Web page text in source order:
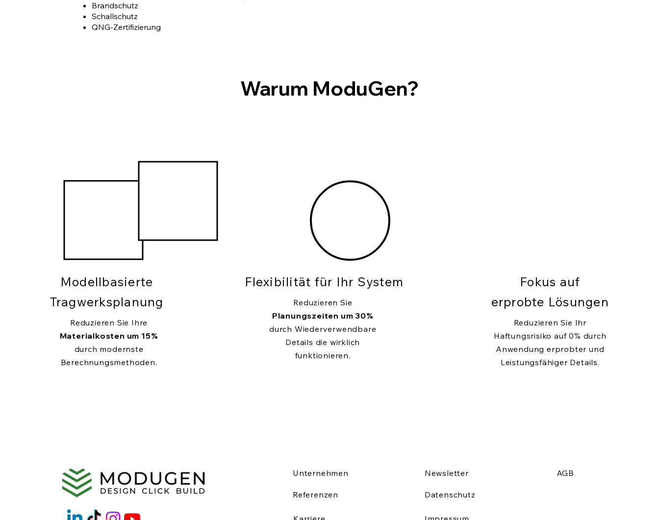
Brandschutz
Schallschutz
QNG-Zertifizierung
Warum ModuGen?
Modellbasierte
Tragwerksplanung
Reduzieren Sie Ihre
Materialkosten um 15%
durch modernste
Berechnungsmethoden.
Flexibilität für Ihr System
Reduzieren Sie
Planungszeiten um 30%
durch Wiederverwendbare
Details die wirklich
funktionieren.
Fokus auf
erprobte Lösungen
Reduzieren Sie Ihr
Haftungsrisiko auf 0% durch
Anwendung erprobter und
Leistungsfähiger Details.
Unternehmen
Referenzen
Newsletter
Datenschutz
AGB